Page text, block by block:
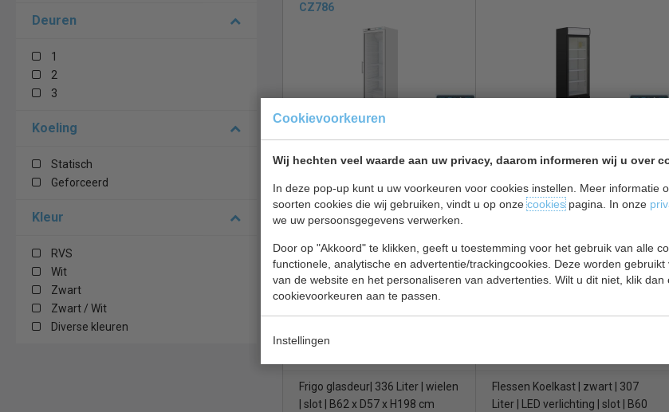
Cookievoorkeuren
Wij hechten veel waarde aan uw privacy, daarom informeren wij u over
In deze pop-up kunt u uw voorkeuren voor cookies instellen. Meer informatie
soorten cookies die wij gebruiken, vindt u op onzecookiespagina. In onze
we uw persoonsgegevens verwerken.
Door op "Akkoord" te klikken, geeft u toestemming voor het gebruik van alle
functionele, analytische en advertentie/trackingcookies. Deze worden
van de website en het personaliseren van advertenties. Wilt u dit niet, klik dan
cookievoorkeuren aan te passen.
Instellingen
Deuren
1
2
3
Koeling
Statisch
Geforceerd
Kleur
RVS
Wit
Zwart
Zwart / Wit
Diverse kleuren
CZ786
Glasdeur koelkast |
energiezuinig A | LED | B60 x
€ 930,00
€ 753,00
Koelkast glasdeur bekijken
Flessen Koelkast | zwart | met
slot | H 198 x B62 x D57 cm
€ 964,00 € 781,00
Polar DM076
Frigo glasdeur| 336 Liter | wielen
| slot | B62 x D57 x H198 cm
Polar GJ447
Flessen Koelkast | zwart | 307
Liter | LED verlichting | slot | B60